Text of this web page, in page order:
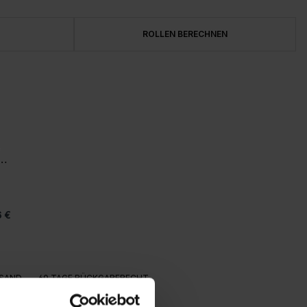
ROLLEN BERECHNEN
€
60 TAGE RÜCKGABERECHT